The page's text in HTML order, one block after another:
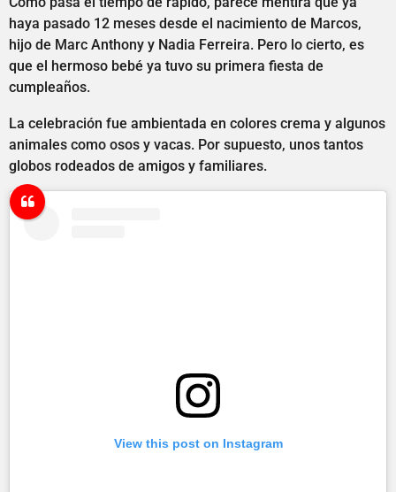
haya pasado 12 meses desde el nacimiento de Marcos,
hijo de Marc Anthony y Nadia Ferreira. Pero lo cierto, es
que el hermoso bebé ya tuvo su primera fiesta de
cumpleaños.
La celebración fue ambientada en colores crema y algunos
animales como osos y vacas. Por supuesto, unos tantos
globos rodeados de amigos y familiares.
View this post on Instagram